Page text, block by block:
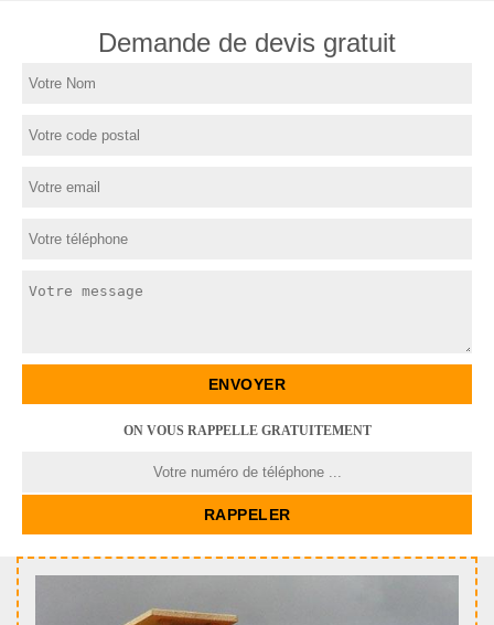
Demande de devis gratuit
ON VOUS RAPPELLE GRATUITEMENT